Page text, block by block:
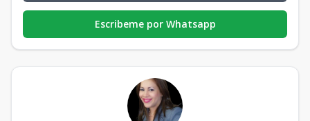
Escribeme por Whatsapp